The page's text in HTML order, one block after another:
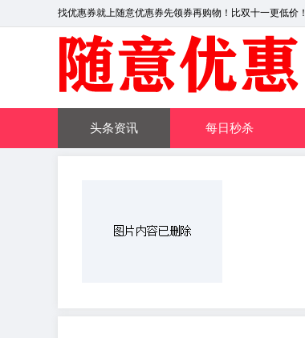
找优惠券就上随意优惠券先领券再购物！比双十一更低价！
头条资讯 每日秒杀